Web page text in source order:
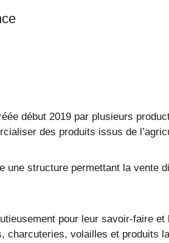
France
début 2019 par plusieurs
des produits issus de
une structure permettant la
pour leur savoir-faire
charcuteries, volailles et produits